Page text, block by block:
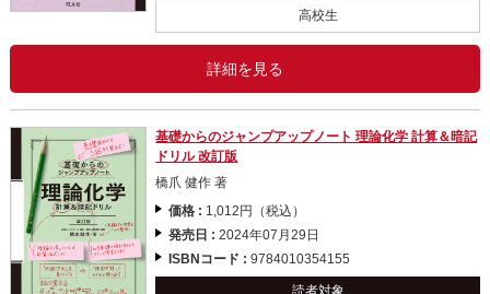
高校生
詳細を見る
基礎からのジャンプアップノート 理論化学 計算＆暗記
ドリル 改訂版
橋爪 健作 著
価格 : 1,012円（税込）
発売日 :2024年07月29日
ISBNコード :9784010354155
読者対象